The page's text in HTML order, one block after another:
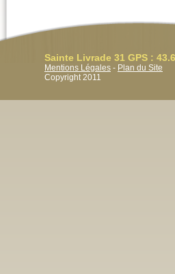
Sainte Livrade 31 GPS :
Mentions Légales - Plan du Site
Copyright 2011